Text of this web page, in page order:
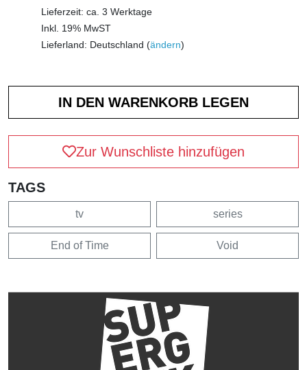
Lieferzeit: ca. 3 Werktage
Inkl. 19% MwST
Lieferland: Deutschland (ändern)
Zur Wunschliste hinzufügen
TAGS
tv series
End of Time Void